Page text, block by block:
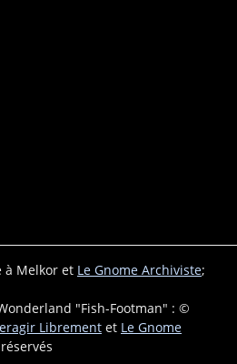
à Melkor et Le Gnome Archiviste;
"Fish-Footman" : ©
Librement et Le Gnome